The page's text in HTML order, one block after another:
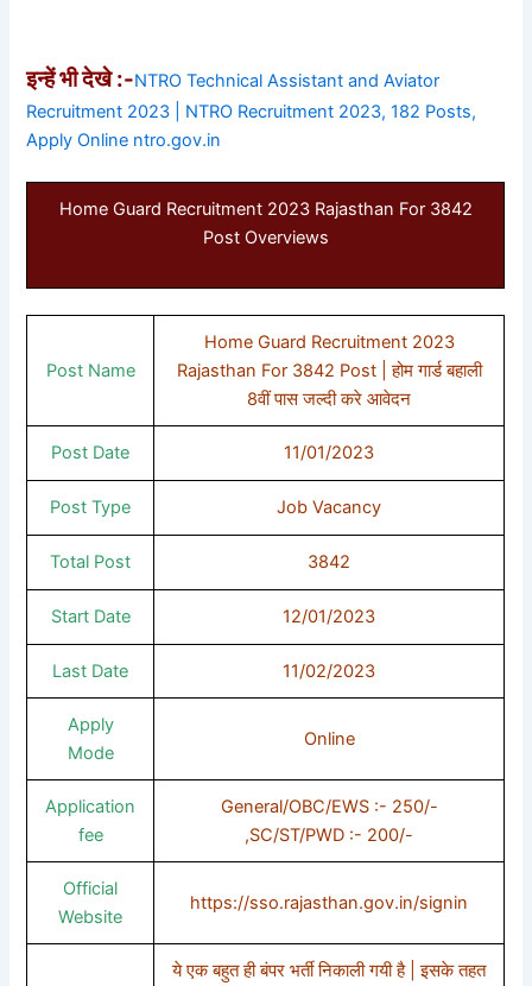
इन्हें भी देखे :-NTRO Technical Assistant and Aviator
Recruitment 2023 | NTRO Recruitment 2023, 182 Posts,
Apply Online ntro.gov.in
Home Guard Recruitment 2023 Rajasthan For 3842
Post Overviews
Post Name
Home Guard Recruitment 2023
Rajasthan For 3842 Post | होम गार्ड बहाली
8वीं पास जल्दी करे आवेदन
Post Date 11/01/2023
Post Type Job Vacancy
Total Post 3842
Start Date 12/01/2023
Last Date 11/02/2023
Apply
Mode
Online
Application
fee
General/OBC/EWS :- 250/-
,SC/ST/PWD :- 200/-
Official
Website
https://sso.rajasthan.gov.in/signin
ये एक बहुत ही बंपर भर्ती निकाली गयी है | इसके तहत